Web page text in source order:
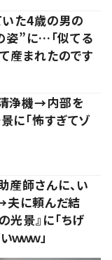
いた4歳の男の
姿”に…「似てる
産まれたのです
浄機→内部を
に「怖すぎてゾ
産師さんに、い
→夫に頼んだ結
景』に「ちげ
ｗｗｗ」